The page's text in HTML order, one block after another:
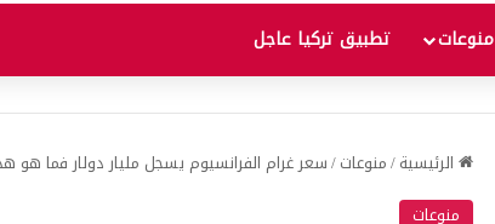
منوعات تطبيق تركيا عاجل
الرئيسية/منوعات/سعر غرام الفرانسيوم يسجل مليار دولار فما هو
منوعات